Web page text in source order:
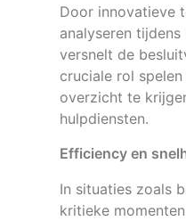
Door innovatieve
analyseren tijdens
versnelt de
cruciale rol
overzicht te
hulpdiensten.
Efficiency en
In situaties zoals
kritieke